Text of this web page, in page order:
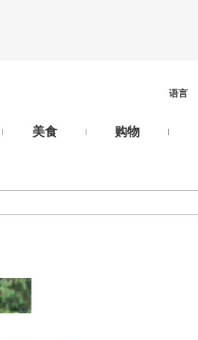
美食 购物
语言